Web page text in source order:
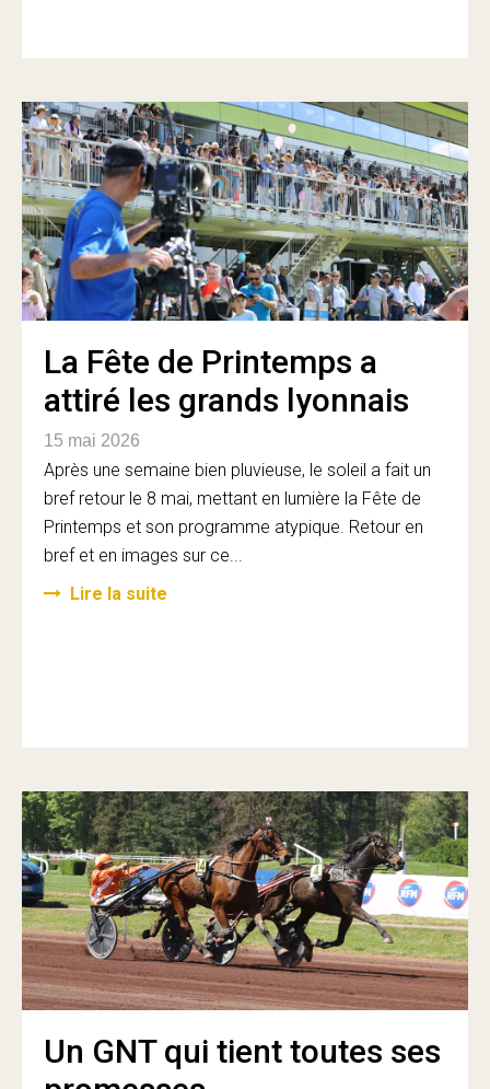
La Fête de Printemps a
attiré les grands lyonnais
15 mai 2026
Après une semaine bien pluvieuse, le soleil a fait un
bref retour le 8 mai, mettant en lumière la Fête de
Printemps et son programme atypique. Retour en
bref et en images sur ce...
Lire la suite
Un GNT qui tient toutes ses